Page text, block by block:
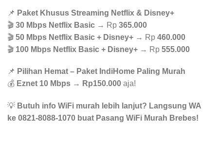
📌 Paket Khusus Streaming Netflix & Disney+
🎬 30 Mbps Netflix Basic → Rp 365.000
🎬 50 Mbps Netflix Basic + Disney+ → Rp 460.000
🎬 100 Mbps Netflix Basic + Disney+ → Rp 555.000
📌 Pilihan Hemat – Paket IndiHome Paling Murah
💰 Eznet 10 Mbps → Rp150.000 aja!
💡 Butuh info WiFi murah lebih lanjut? Langsung WA
ke 0821-8088-1070 buat Pasang WiFi Murah Brebes!